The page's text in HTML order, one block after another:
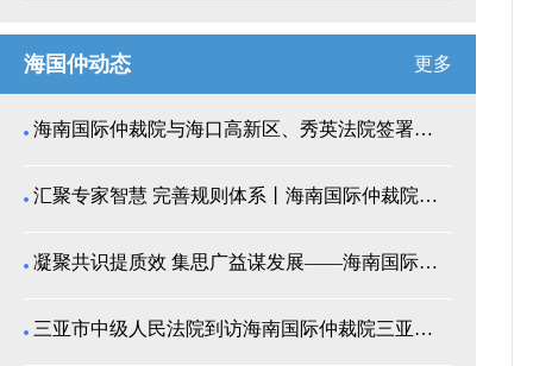
海国仲动态 更多
海南国际仲裁院与海口高新区、秀英法院签署商事纠纷多...
汇聚专家智慧 完善规则体系丨海南国际仲裁院召开仲裁...
凝聚共识提质效 集思广益谋发展——海南国际仲裁院举...
三亚市中级人民法院到访海南国际仲裁院三亚分院座谈交...